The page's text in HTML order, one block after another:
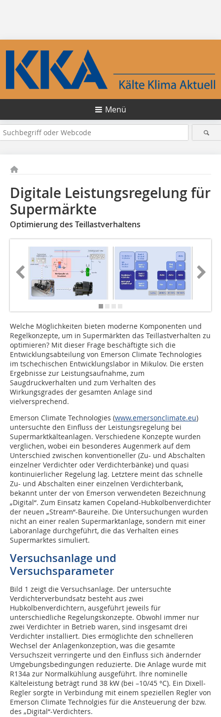
Menü
Digitale Leistungsregelung für
Supermärkte
Optimierung des Teillastverhaltens
Welche Möglichkeiten bieten moderne Komponenten und
Regelkonzepte, um in Supermärkten das Teillastverhalten zu
optimieren? Mit dieser Frage beschäftigte sich die
Entwicklungsabteilung von Emerson Climate Technologies
im tschechischen Entwicklungslabor in Mikulov. Die ersten
Ergebnisse zur Leistungsaufnahme, zum
Saugdruckverhalten und zum Verhalten des
Wirkungsgrades der gesamten Anlage sind
vielversprechend.
Emerson Climate Technologies (www.emersonclimate.eu)
untersuchte den Einfluss der Leistungsregelung bei
Supermarktkälteanlagen. Verschiedene Konzepte wurden
verglichen, wobei ein besonderes Augenmerk auf dem
Unterschied zwischen konventioneller (Zu- und Abschalten
einzelner Verdichter oder Verdichterbänke) und quasi
kontinuierlicher Regelung lag. Letztere meint das schnelle
Zu- und Abschalten einer einzelnen Verdichterbank,
bekannt unter der von Emerson verwendeten Bezeichnung
„Digital“. Zum Einsatz kamen Copeland-Hubkolbenverdichter
der neuen „Stream“-Baureihe. Die Untersuchungen wurden
nicht an einer realen Supermarktanlage, sondern mit einer
Laboranlage durchgeführt, die das Verhalten eines
Supermarktes simuliert.
Versuchsanlage und
Versuchsparameter
Bild 1 zeigt die Versuchsanlage. Der untersuchte
Verdichterverbundsatz besteht aus zwei
Hubkolbenverdichtern, ausgeführt jeweils für
unterschiedliche Regelungskonzepte. Obwohl immer nur
zwei Verdichter in Betrieb waren, sind insgesamt drei
Verdichter installiert. Dies ermöglichte den schnelleren
Wechsel der Anlagenkonzeption, was die gesamte
Versuchszeit verringerte und den Einfluss sich ändernder
Umgebungsbedingungen reduzierte. Die Anlage wurde mit
R134a zur Normalkühlung ausgeführt. Ihre nominelle
Kälteleistung beträgt rund 38 kW (bei –10/45 °C). Ein Dixell-
Regler sorgte in Verbindung mit einem speziellen Regler von
Emerson Climate Technolgies für die Ansteuerung der bzw.
des „Digital“-Verdichters.